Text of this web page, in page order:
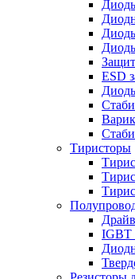
ESD
Тиристоры
IGBT